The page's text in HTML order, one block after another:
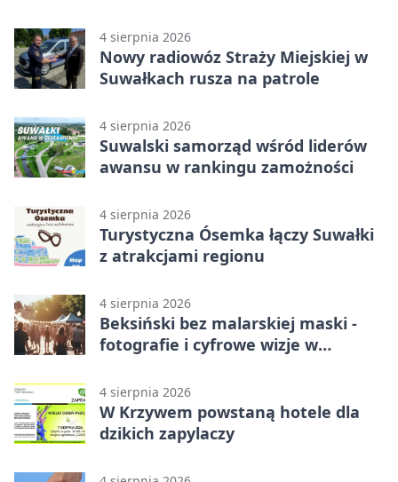
4 sierpnia 2026
Nowy radiowóz Straży Miejskiej w
Suwałkach rusza na patrole
4 sierpnia 2026
Suwalski samorząd wśród liderów
awansu w rankingu zamożności
4 sierpnia 2026
Turystyczna Ósemka łączy Suwałki
z atrakcjami regionu
4 sierpnia 2026
Beksiński bez malarskiej maski -
fotografie i cyfrowe wizje w
4 sierpnia 2026
W Krzywem powstaną hotele dla
dzikich zapylaczy